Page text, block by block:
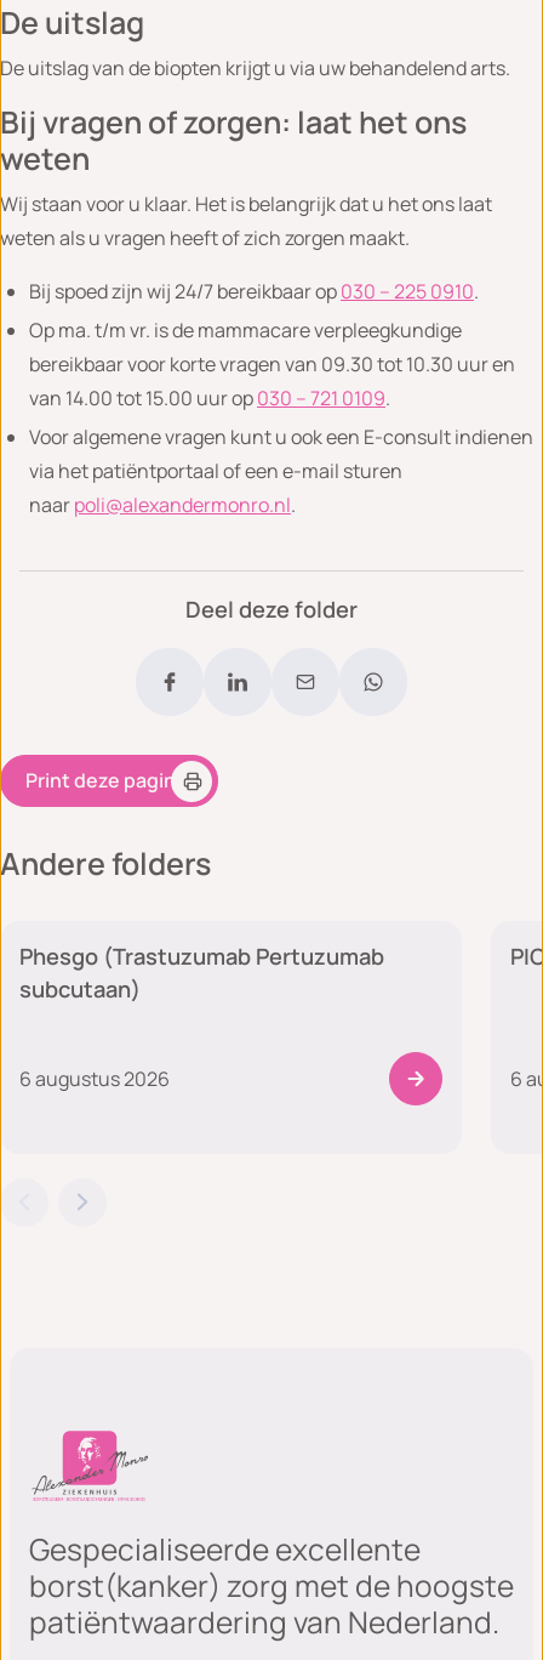
De uitslag
De uitslag van de biopten krijgt u via uw behandelend arts.
Bij vragen of zorgen: laat het ons
weten
Wij staan voor u klaar. Het is belangrijk dat u het ons laat
weten als u vragen heeft of zich zorgen maakt.
Bij spoed zijn wij 24/7 bereikbaar op030 – 225 0910.
Op ma. t/m vr. is de mammacare verpleegkundige
bereikbaar voor korte vragen van 09.30 tot 10.30 uur en
van 14.00 tot 15.00 uur op030 – 721 0109.
Voor algemene vragen kunt u ook een E-consult indienen
via het patiëntportaal of een e-mail sturen
naarpoli@alexandermonro.nl.
Deel deze folder
Print deze pagina
Andere folders
Phesgo (Trastuzumab Pertuzumab
subcutaan)
6 augustus 2026 6
Gespecialiseerde excellente
borst(kanker) zorg met de hoogste
patiëntwaardering van Nederland.